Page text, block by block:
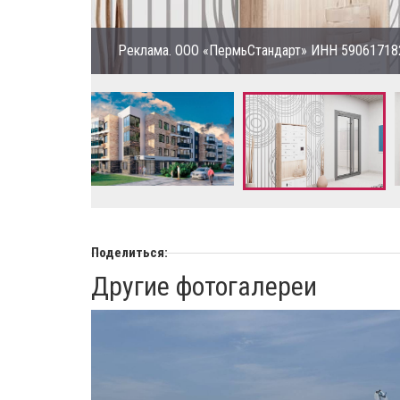
Реклама. ООО «ПермьСтандарт» ИНН
Поделиться:
Другие фотогалереи